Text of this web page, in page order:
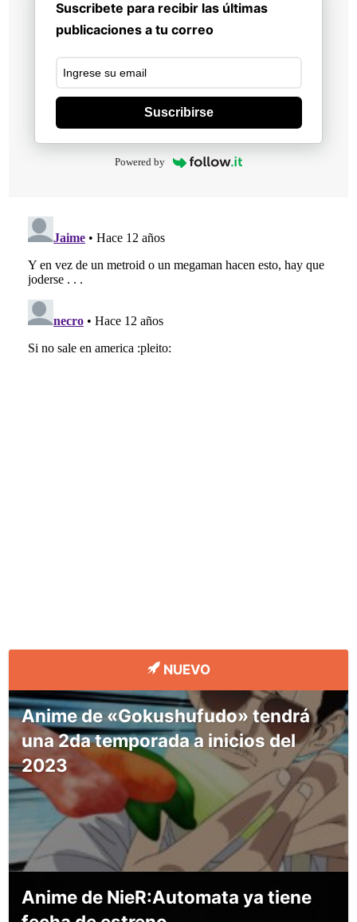
Suscribete para recibir las últimas
publicaciones a tu correo
Suscribirse
Powered by
NUEVO
Anime de «Gokushufudo» tendrá
una 2da temporada a inicios del
2023
Anime de NieR:Automata ya tiene